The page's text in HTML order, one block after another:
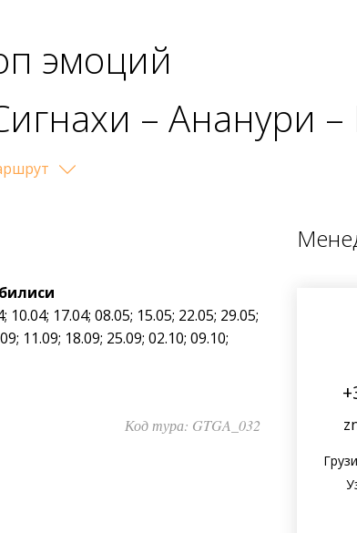
эмоций
– Ананури –
10.04; 17.04; 08.05; 15.05; 22.05; 29.05;
11.09; 18.09; 25.09; 02.10; 09.10;
Код тура: GTGA_032